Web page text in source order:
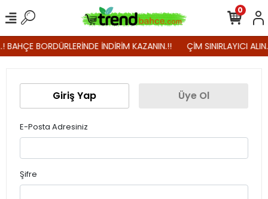
BAHÇE BORDÜRLERİNDE İNDİRİM KAZANIN.!! ÇİM SINIRLAYICI
0
Giriş Yap Üye Ol
E-Posta Adresiniz
Şifre